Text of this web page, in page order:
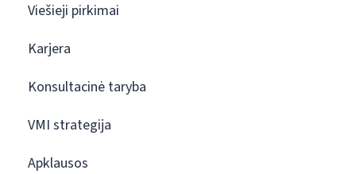
Viešieji pirkimai
Karjera
Konsultacinė taryba
VMI strategija
Apklausos